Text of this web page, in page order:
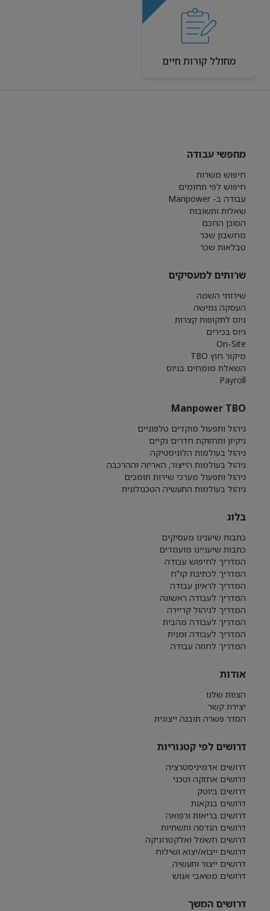
מחולל קורות חיים
מחפשי עבודה
חיפוש משרות
חיפוש לפי תחומים
עבודה ב- Manpower
שאלות ותשובות
הסוכן החכם
מחשבון שכר
טבלאות שכר
שרותים למעסיקים
שירותי השמה
העסקה גמישה
גיוס לתקופות קצרות
גיוס בכירים
On-Site
מיקור חוץ TBO
השאלת מומחים בגיוס
Payroll
Manpower TBO
ניהול ותפעול מוקדים טלפוניים
ניקיון ותחזוקת חדרים נקיים
ניהול בעולמות הלוגיסטיקה
ניהול בעולמות הייצור, האריזה וההרכבה
ניהול ותפעול מערכי שירות תומכים
ניהול בעולמות התעשיה הטכנולוגית
בלוג
כתבות שיענינו מעסיקים
כתבות שיעניינו מועמדים
המדריך לחיפוש עבודה
המדריך לכתיבת קו"ח
המדריך לראיון עבודה
המדריך לעבודה ראשונה
המדריך לניהול קריירה
המדריך לעבודה מהבית
המדריך לעבודה זמנית
המדריך לחוזה עבודה
אודות
הצוות שלנו
יצירת קשר
הסדר פשרה תובנה ייצוגית
דרושים לפי קטגוריות
דרושים אדמיניסטרציה
דרושים אחזקה וטכני
דרושים ביוטק
דרושים בנקאות
דרושים בריאות ורפואה
דרושים הנדסה ותשתיות
דרושים חשמל ואלקטרוניקה
דרושים ייבוא/יצוא ושילוח
דרושים ייצור ותעשיה
דרושים משאבי אנוש
דרושים המשך